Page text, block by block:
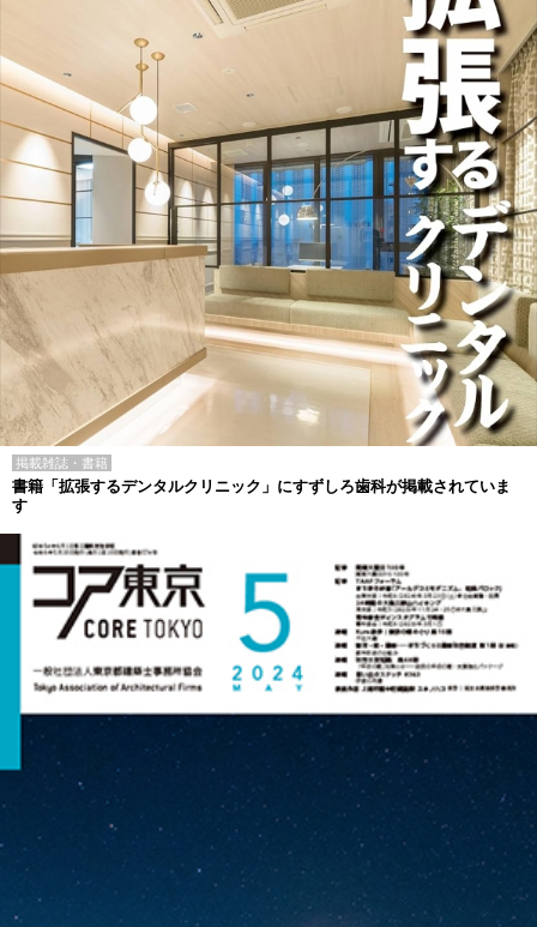
掲載雑誌・書籍
書籍「拡張するデンタルクリニック」にすずしろ歯科が掲載されていま
す